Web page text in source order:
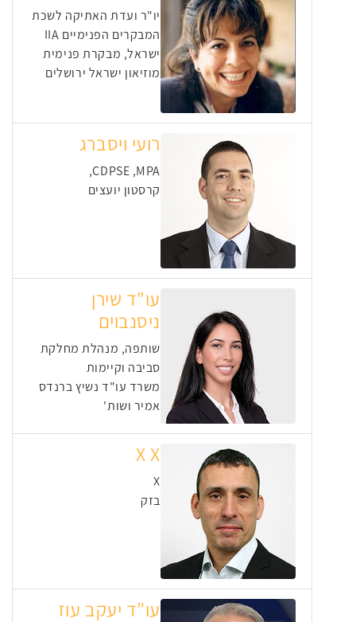
יו"ר ועדת האתיקה לשכת
המבקרים הפנימיים IIA
ישראל, מבקרת פנימית
מוזיאון ישראל ירושלים
רועי ויסברג
CDPSE ,MPA,
קרסטון יועצים
עו"ד שירן
ניסנבוים
שותפה, מנהלת מחלקת
סביבה וקיימות
משרד עו"ד נשיץ ברנדס
אמיר ושות'
X X
X
בזק
עו”ד יעקב עוז